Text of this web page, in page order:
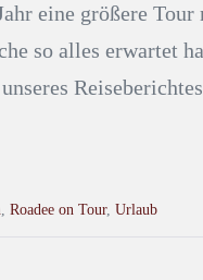
eine größere
so alles erwartet
, Roadee on Tour, Urlaub